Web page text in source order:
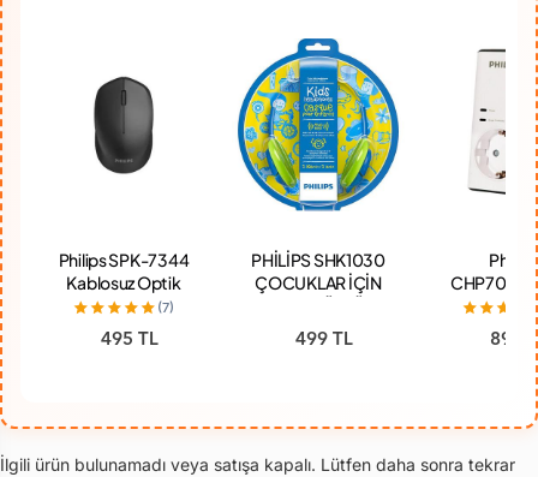
Philips SPK-7344
Kablosuz Optik
Mouse (7)
495 TL
PHİLİPS SHK1030
ÇOCUKLAR İÇİN
KULAKLIK MAVİ-
YEŞİL
499 TL
Philips
Joule Tekli
Akım
Priz
895
İlgili ürün bulunamadı veya satışa kapalı. Lütfen daha sonra tekrar